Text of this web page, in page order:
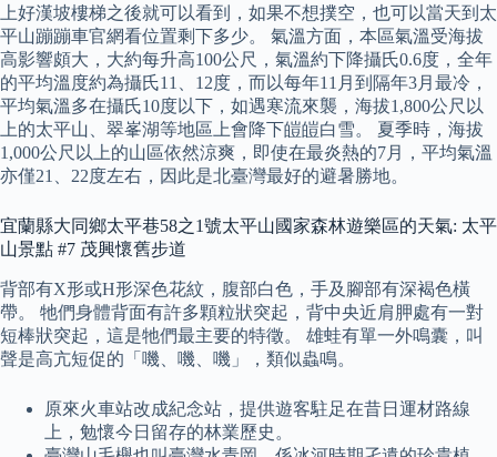
上好漢坡樓梯之後就可以看到，如果不想撲空，也可以當天到太
平山蹦蹦車官網看位置剩下多少。 氣溫方面，本區氣溫受海拔
高影響頗大，大約每升高100公尺，氣溫約下降攝氏0.6度，全年
的平均溫度約為攝氏11、12度，而以每年11月到隔年3月最冷，
平均氣溫多在攝氏10度以下，如遇寒流來襲，海拔1,800公尺以
上的太平山、翠峯湖等地區上會降下皚皚白雪。 夏季時，海拔
1,000公尺以上的山區依然涼爽，即使在最炎熱的7月，平均氣溫
亦僅21、22度左右，因此是北臺灣最好的避暑勝地。
宜蘭縣大同鄉太平巷58之1號太平山國家森林遊樂區的天氣: 太平
山景點 #7 茂興懷舊步道
背部有X形或H形深色花紋，腹部白色，手及腳部有深褐色橫
帶。 牠們身體背面有許多顆粒狀突起，背中央近肩胛處有一對
短棒狀突起，這是牠們最主要的特徵。 雄蛙有單一外鳴囊，叫
聲是高亢短促的「嘰、嘰、嘰」，類似蟲鳴。
原來火車站改成紀念站，提供遊客駐足在昔日運材路線
上，勉懷今日留存的林業歷史。